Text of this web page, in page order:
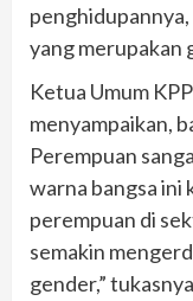
yang merupakan
Ketua Umum
menyampaikan,
Perempuan
warna bangsa ini
perempuan di
semakin
gender,”